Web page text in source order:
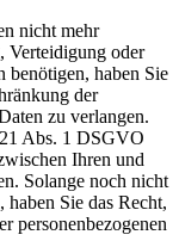
nicht mehr
Verteidigung oder
benötigen, haben Sie
der
zu verlangen.
Abs. 1 DSGVO
Ihren und
Solange noch nicht
haben Sie das Recht,
personenbezogenen